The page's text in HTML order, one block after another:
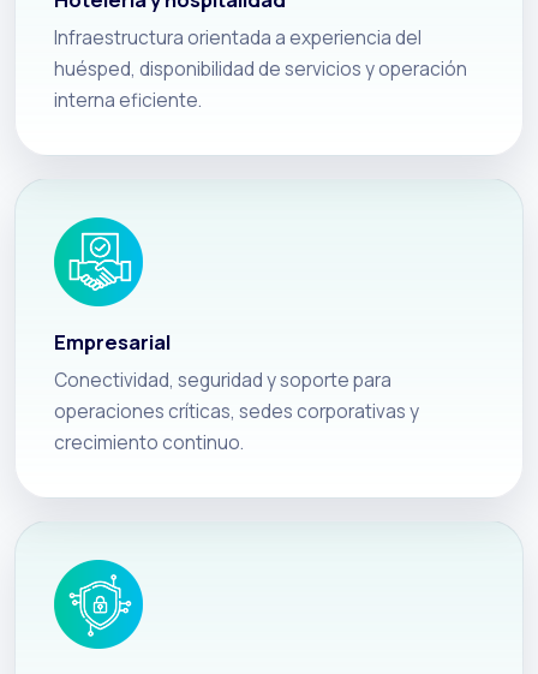
Infraestructura orientada a experiencia del
huésped, disponibilidad de servicios y operación
interna eficiente.
Empresarial
Conectividad, seguridad y soporte para
operaciones críticas, sedes corporativas y
crecimiento continuo.